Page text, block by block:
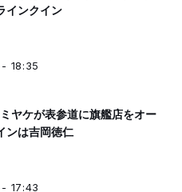
インクイン
18:35
ヤケが表参道に旗艦店をオー
は吉岡徳仁
17:43